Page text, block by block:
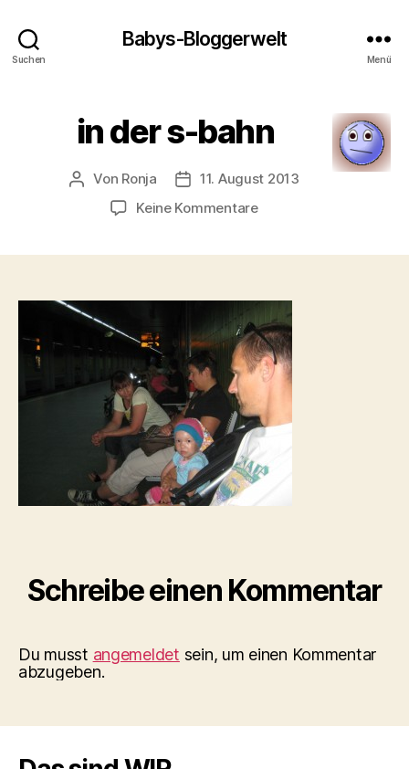
Suchen
Babys-Bloggerwelt
Menü
in der s-bahn
Beitragsautor
Von Ronja Veröffentlichungsdatum
11. August 2013
Keine Kommentarezu
Schreibe einen Kommentar
Du musst angemeldet sein, um einen Kommentar
abzugeben.